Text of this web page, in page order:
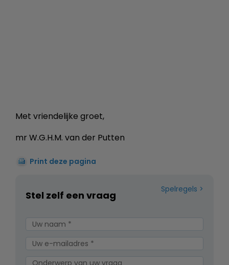
Met vriendelijke groet,
mr W.G.H.M. van der Putten
Print deze pagina
Spelregels
Stel zelf een vraag